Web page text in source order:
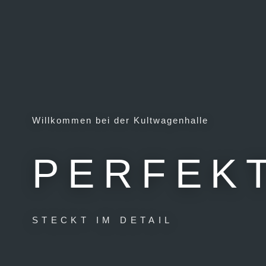
Willkommen bei der Kultwagenhalle
STECKT IM DETAIL